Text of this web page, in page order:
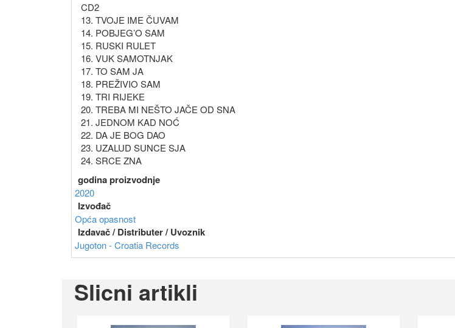
CD2
13. TVOJE IME ČUVAM
14. POBJEG’O SAM
15. RUSKI RULET
16. VUK SAMOTNJAK
17. TO SAM JA
18. PREŽIVIO SAM
19. TRI RIJEKE
20. TREBA MI NEŠTO JAČE OD SNA
21. JEDNOM KAD NOĆ
22. DA JE BOG DAO
23. UZALUD SUNCE SJA
24. SRCE ZNA
godina proizvodnje
2020
Izvođač
Opća opasnost
Izdavač / Distributer / Uvoznik
Jugoton - Croatia Records
Slicni artikli